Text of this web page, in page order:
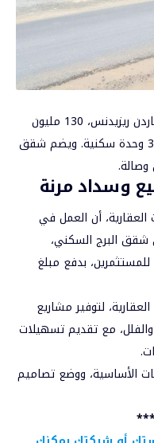
وقالت حنان جنحو، تبلغ تكلفة مشروع جاردن ريزيدنس، 130 مليون
درهم، ويتكون من 15 طابقًا تشمل 300 وحدة سكنية. ويضم شقق
العقارية، أن العمل في
من اجمالي شقق البرج السكني،
بدفع مبلغ
لتوفير مشاريع
مع تقديم تسهيلات
الأساسية، ووضع تصاميم